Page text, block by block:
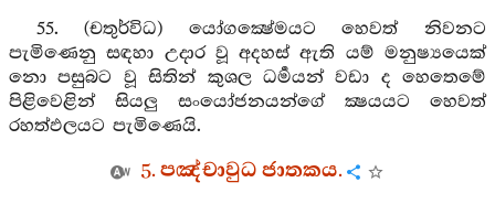
55. (චතුර්විධ) යෝගක්‍ෂේමයට හෙවත් නිවනට
පැමිණෙනු සඳහා උදාර වූ අදහස් ඇති යම් මනුෂ්‍යයෙක්
නො පසුබට වූ සිතින් කුශල ධර්‍මයන් වඩා ද හෙතෙමේ
පිළිවෙළින් සියලු සංයෝජනයන්ගේ ක්‍ෂයයට හෙවත්
රහත්ඵලයට පැමිණෙයි.
5. පඤ්චාවුධ ජාතකය.